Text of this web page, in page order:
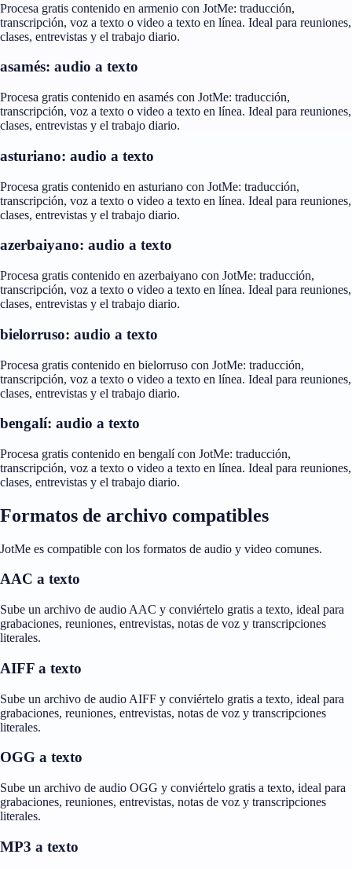
Procesa gratis contenido en armenio con JotMe: traducción,
transcripción, voz a texto o video a texto en línea. Ideal para reuniones,
clases, entrevistas y el trabajo diario.
asamés: audio a texto
Procesa gratis contenido en asamés con JotMe: traducción,
transcripción, voz a texto o video a texto en línea. Ideal para reuniones,
clases, entrevistas y el trabajo diario.
asturiano: audio a texto
Procesa gratis contenido en asturiano con JotMe: traducción,
transcripción, voz a texto o video a texto en línea. Ideal para reuniones,
clases, entrevistas y el trabajo diario.
azerbaiyano: audio a texto
Procesa gratis contenido en azerbaiyano con JotMe: traducción,
transcripción, voz a texto o video a texto en línea. Ideal para reuniones,
clases, entrevistas y el trabajo diario.
bielorruso: audio a texto
Procesa gratis contenido en bielorruso con JotMe: traducción,
transcripción, voz a texto o video a texto en línea. Ideal para reuniones,
clases, entrevistas y el trabajo diario.
bengalí: audio a texto
Procesa gratis contenido en bengalí con JotMe: traducción,
transcripción, voz a texto o video a texto en línea. Ideal para reuniones,
clases, entrevistas y el trabajo diario.
Formatos de archivo compatibles
JotMe es compatible con los formatos de audio y video comunes.
AAC a texto
Sube un archivo de audio AAC y conviértelo gratis a texto, ideal para
grabaciones, reuniones, entrevistas, notas de voz y transcripciones
literales.
AIFF a texto
Sube un archivo de audio AIFF y conviértelo gratis a texto, ideal para
grabaciones, reuniones, entrevistas, notas de voz y transcripciones
literales.
OGG a texto
Sube un archivo de audio OGG y conviértelo gratis a texto, ideal para
grabaciones, reuniones, entrevistas, notas de voz y transcripciones
literales.
MP3 a texto